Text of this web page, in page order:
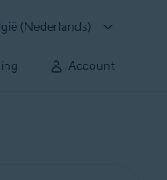
(Nederlands)
Account